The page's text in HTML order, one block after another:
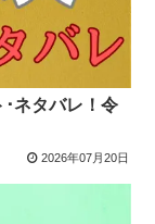
ネタバレ！令
2026年07月20日